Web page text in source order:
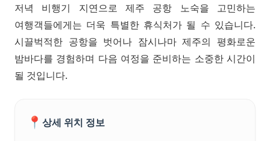
저녁 비행기 지연으로 제주 공항 노숙을 고민하는
여행객들에게는 더욱 특별한 휴식처가 될 수 있습니다.
시끌벅적한 공항을 벗어나 잠시나마 제주의 평화로운
밤바다를 경험하며 다음 여정을 준비하는 소중한 시간이
될 것입니다.
📍 상세 위치 정보